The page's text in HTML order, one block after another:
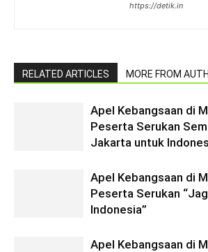
https://detik.in
RELATED ARTICLES MORE FROM
Apel Kebangsaan di
Peserta Serukan
Jakarta untuk
Apel Kebangsaan di
Peserta Serukan
Indonesia”
Apel Kebangsaan di